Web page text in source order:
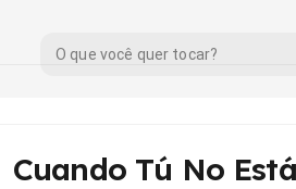
Cuando Tú No